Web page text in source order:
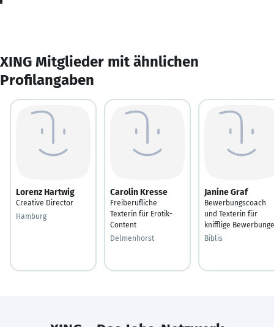
XING Mitglieder mit ähnlichen
Profilangaben
Lorenz Hartwig
Creative Director
Hamburg
Carolin Kresse
Freiberufliche
Texterin für Erotik-
Content
Delmenhorst
Janine Graf
Bewerbungscoach
und Texterin für
knifflige
Biblis